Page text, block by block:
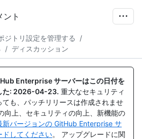
ト
ジトリ設定を管理する
/
/ ディスカッション
Enterprise サーバーはこの日付を
た: 2026-04-23. 重大なセキュリティ
も、パッチリリースは作成されませ
向上、セキュリティの向上、新機能の
新バージョンの GitHub Enterprise サ
ドしてください。 アップグレードに関